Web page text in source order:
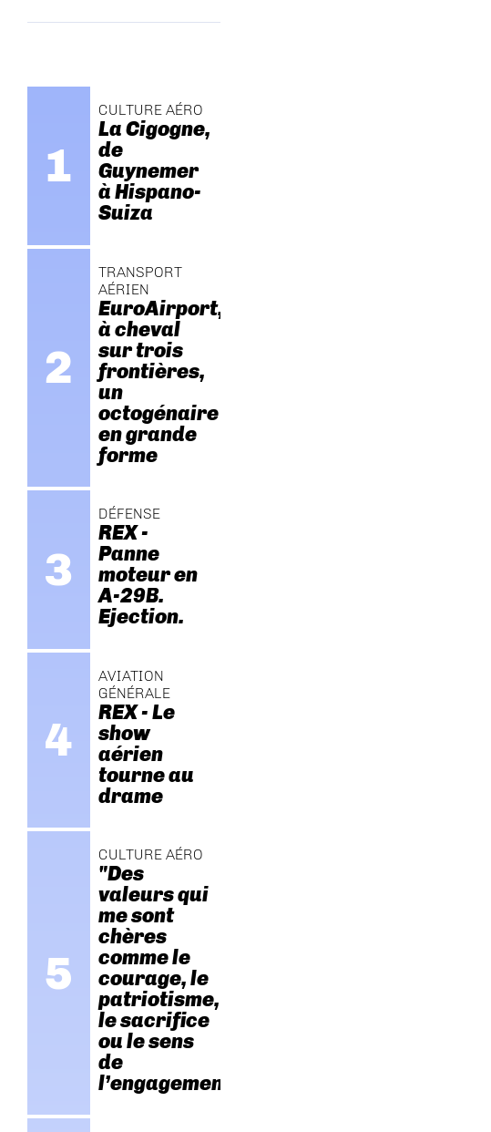
CULTURE AÉRO
La Cigogne,
de
Guynemer
à Hispano-
Suiza
TRANSPORT
AÉRIEN
EuroAirport,
à cheval
sur trois
frontières,
un
octogénaire
en grande
forme
DÉFENSE
REX -
Panne
moteur en
A-29B.
Ejection.
AVIATION
GÉNÉRALE
REX - Le
show
aérien
tourne au
drame
CULTURE AÉRO
"Des
valeurs qui
me sont
chères
comme le
courage, le
patriotisme,
le sacrifice
ou le sens
de
l’engagement."